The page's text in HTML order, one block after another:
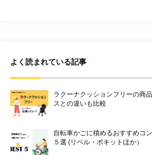
よく読まれている記事
ラクーナクッションフリーの商
スとの違いも比較
自転車かごに積めるおすすめコ
５選 (リベル・ポキットほか）